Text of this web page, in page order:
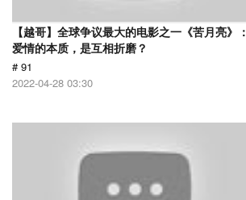
【越哥】全球争议最大的电影之一《苦月亮》：
爱情的本质，是互相折磨？
# 91
2022-04-28 03:30